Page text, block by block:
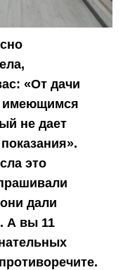
«От дачи
имеющимся
не дает
это
дали
А вы 11